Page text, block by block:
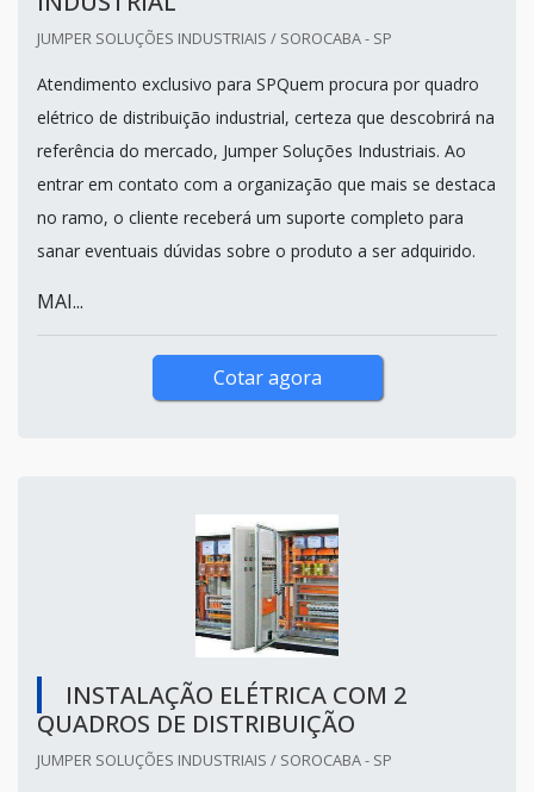
JUMPER SOLUÇÕES INDUSTRIAIS / SOROCABA - SP
Atendimento exclusivo para SPQuem procura por quadro
elétrico de distribuição industrial, certeza que descobrirá na
referência do mercado, Jumper Soluções Industriais. Ao
entrar em contato com a organização que mais se destaca
no ramo, o cliente receberá um suporte completo para
sanar eventuais dúvidas sobre o produto a ser adquirido.
MAI...
Cotar agora
INSTALAÇÃO ELÉTRICA COM 2
QUADROS DE DISTRIBUIÇÃO
JUMPER SOLUÇÕES INDUSTRIAIS / SOROCABA - SP